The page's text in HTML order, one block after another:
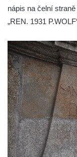
nápis na čelní
„REN. 1931